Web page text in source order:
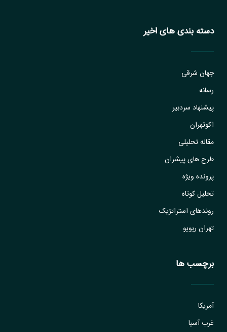
دسته بندی های اخیر
جهان شرقی
رسانه
پیشنهاد سردبیر
اکوتهران
مقاله تحلیلی
طرح های پیشران
پرونده ویژه
تحلیل کوتاه
روندهای استراتژیک
تهران ریویو
برچسب ها
آمریکا
غرب آسیا